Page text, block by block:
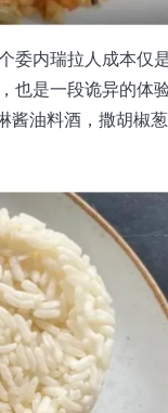
委内瑞拉人成本仅
是一段诡异的体验
油料酒，撒胡椒